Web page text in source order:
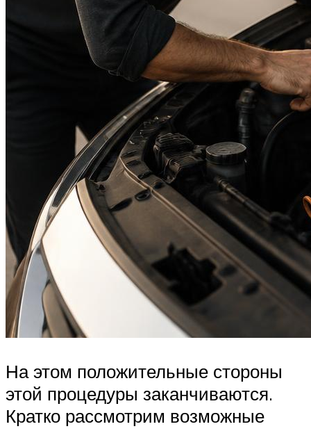
На этом положительные стороны
этой процедуры заканчиваются.
Кратко рассмотрим возможные